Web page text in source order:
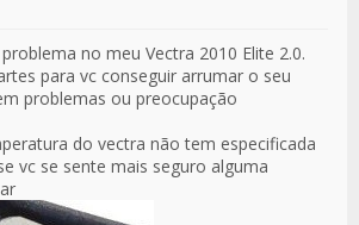
no meu Vectra 2010 Elite 2.0.
para vc conseguir arrumar o seu
problemas ou preocupação
do vectra não tem especificada
vc se sente mais seguro alguma